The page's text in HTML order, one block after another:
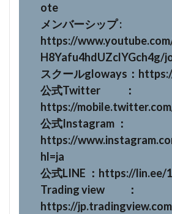
ote
メンバーシップ :
https://
H8Yafu4hdUZclYGch4g/
スクールgloways：
公式Twitter ：
https://
公式Instagram ：
https://
hl=ja
公式LINE ：https://lin.ee/
Trading view ：
https://